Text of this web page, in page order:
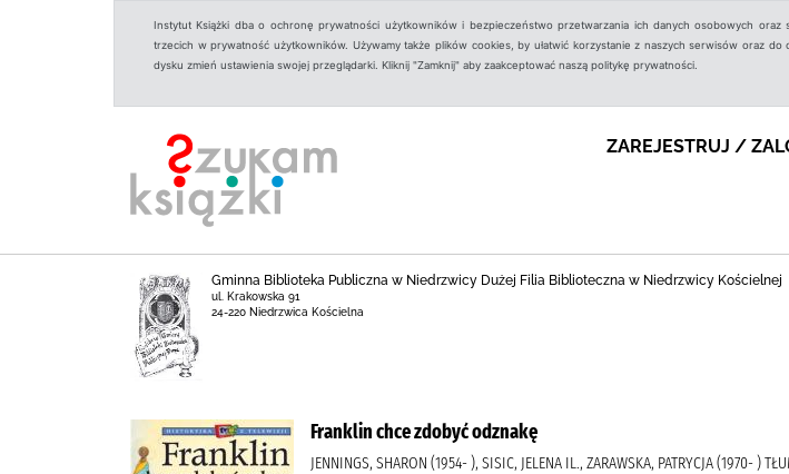
Instytut Książki dba o ochronę prywatności użytkowników i bezpieczeństwo przetwarzania ich danych osobowych
trzecich w prywatność użytkowników. Używamy także plików cookies, by ułatwić korzystanie z naszych serwisów oraz
dysku zmień ustawienia swojej przeglądarki. Kliknij "Zamknij" aby zaakceptować naszą politykę prywatności.
ZAREJESTRUJ /
Gminna Biblioteka Publiczna w Niedrzwicy Dużej Filia Biblioteczna w Niedrzwicy Kościelnej
ul. Krakowska 91
24-220 Niedrzwica Kościelna
Franklin chce zdobyć odznakę
JENNINGS, SHARON (1954- ), SISIC, JELENA IL., ZARAWSKA, PATRYCJA (1970- )